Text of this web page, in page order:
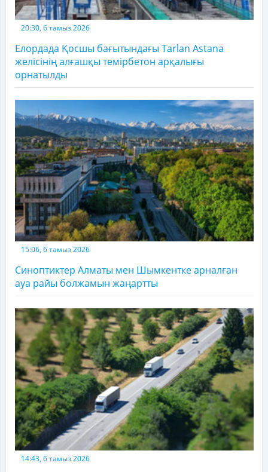
20:30, 6 тамыз 2026
Елордада Қосшы бағытындағы Tarlan Astana
желісінің алғашқы темірбетон арқалығы
орнатылды
15:06, 6 тамыз 2026
Синоптиктер Алматы мен Шымкентке арналған
ауа райы болжамын жаңартты
14:43, 6 тамыз 2026